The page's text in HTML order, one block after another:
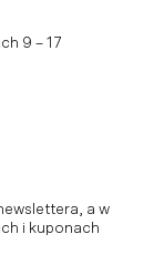
9 – 17
a w
i kuponach